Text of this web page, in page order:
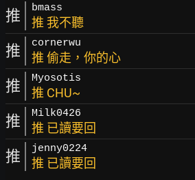
推 bmass
推 我不聽
推 cornerwu
推 偷走，你的心
推 Myosotis
推 CHU~
推 Milk0426
推 已讀要回
推 jenny0224
推 已讀要回